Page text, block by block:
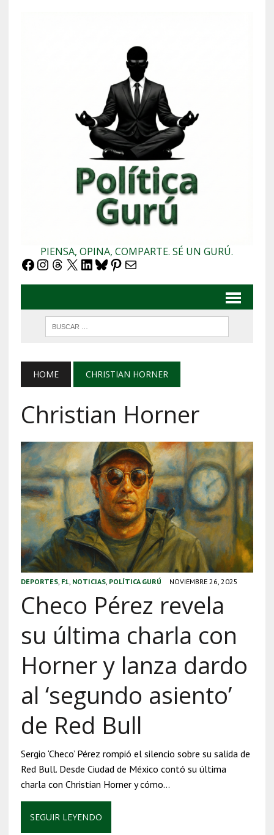
PIENSA, OPINA, COMPARTE. SÉ UN GURÚ.
Facebook
Instagram
Threads
X LinkedIn
Bluesky
Pinterest
Correo electrónico
HOME CHRISTIAN HORNER
Christian Horner
DEPORTES, F1 NOTICIAS, POLÍTICA GURÚ NOVIEMBRE 26, 2025
Checo Pérez revela
su última charla con
Horner y lanza dardo
al ‘segundo asiento’
de Red Bull
Sergio ‘Checo’ Pérez rompió el silencio sobre su salida de
Red Bull. Desde Ciudad de México contó su última
charla con Christian Horner y cómo…
SEGUIR LEYENDO